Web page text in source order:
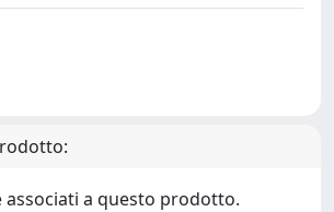
associati a questo prodotto.